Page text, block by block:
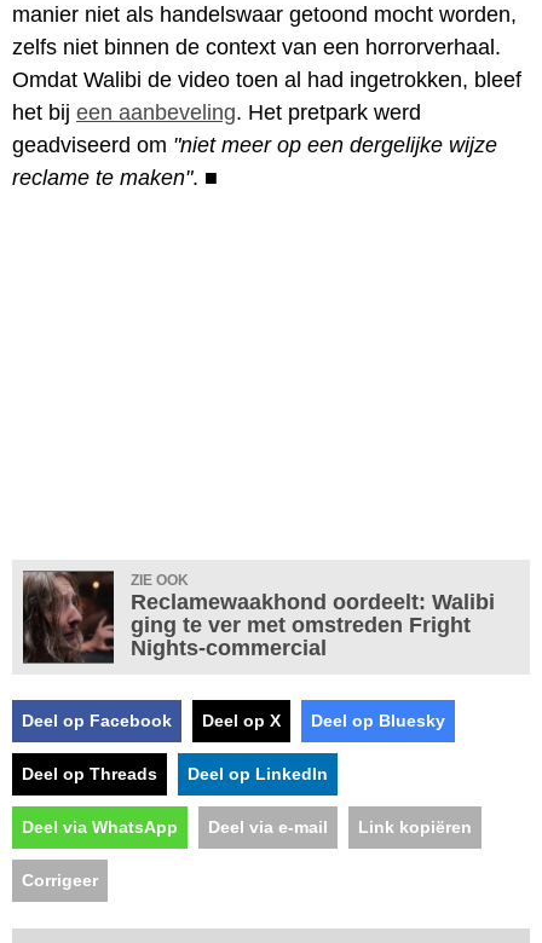
manier niet als handelswaar getoond mocht worden,
zelfs niet binnen de context van een horrorverhaal.
Omdat Walibi de video toen al had ingetrokken, bleef
het bij een aanbeveling. Het pretpark werd
geadviseerd om "niet meer op een dergelijke wijze
reclame te maken". ■
ZIE OOK
Reclamewaakhond oordeelt: Walibi
ging te ver met omstreden Fright
Nights-commercial
Deel op Facebook Deel op X Deel op Bluesky
Deel op Threads Deel op LinkedIn
Deel via WhatsApp Deel via e-mail Link kopiëren
Corrigeer